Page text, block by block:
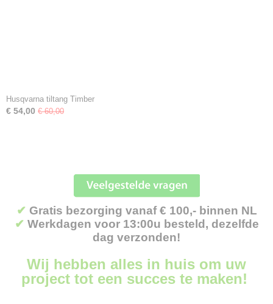
Husqvarna tiltang Timber
€ 54,00 € 60,00
✔ Gratis bezorging vanaf € 100,- binnen NL
✔ Werkdagen voor 13:00u besteld, dezelfde
dag verzonden!
Wij hebben alles in huis om uw
project tot een succes te maken!